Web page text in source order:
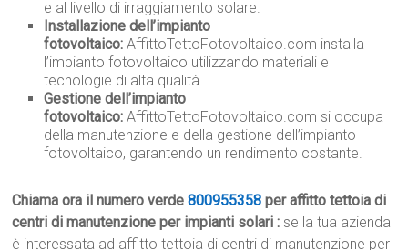
e al livello di irraggiamento solare.
Installazione dell’impianto
fotovoltaico: AffittoTettoFotovoltaico.com installa
l’impianto fotovoltaico utilizzando materiali e
tecnologie di alta qualità.
Gestione dell’impianto
fotovoltaico: AffittoTettoFotovoltaico.com si occupa
della manutenzione e della gestione dell’impianto
fotovoltaico, garantendo un rendimento costante.
Chiama ora il numero verde800955358 per affitto tettoia di
centri di manutenzione per impianti solari : se la tua azienda
è interessata ad affitto tettoia di centri di manutenzione per